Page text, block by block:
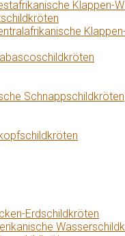
Klappen-
Schnappschildkröten
Erdschildkröten